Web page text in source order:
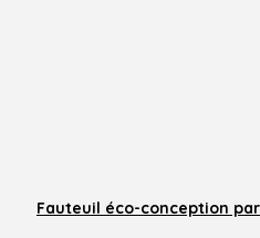
Fauteuil éco-conception